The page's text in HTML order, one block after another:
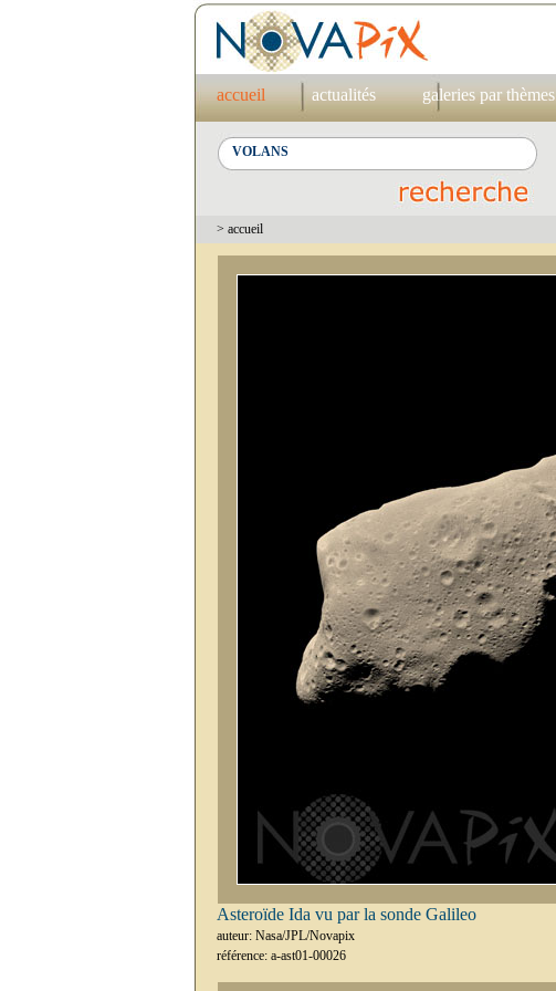
accueil actualités galeries par thèmes
> accueil
Asteroïde Ida vu par la sonde Galileo
auteur: Nasa/JPL/Novapix
référence: a-ast01-00026